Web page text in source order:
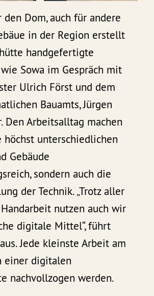
Dom, auch für andere
in der Region erstellt
handgefertigte
Sowa im Gespräch mit
Ulrich Först und dem
Bauamts, Jürgen
Den Arbeitsalltag machen
unterschiedlichen
Gebäude
sondern auch die
der Technik. „Trotz aller
nutzen auch wir
digitale Mittel“, führt
Jede kleinste Arbeit am
einer digitalen
nachvollzogen werden.